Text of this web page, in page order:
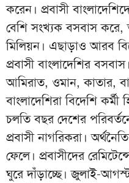
করেন। প্রবাসী
বেশি সংখ্যক বসবাস করে,
মিলিয়ন। এছাড়াও আরব
প্রবাসী বাংলাদেশির
আমিরাত, ওমান, কাতার,
বাংলাদেশিরা বিদেশি
চলতি বছর দেশের
প্রবাসী নাগরিকরা।
ফেলে। প্রবাসীদের
ঘুরে দাঁড়াচ্ছে। জুলাই-